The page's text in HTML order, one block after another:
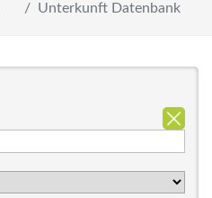
Unterkunft Datenbank